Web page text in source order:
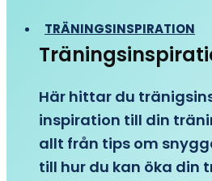
TRÄNINGSINSPIRATION
Här hittar du
inspiration till din
allt från tips om
till hur du kan öka din